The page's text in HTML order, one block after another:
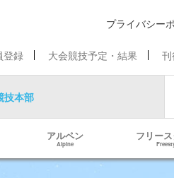
プライバシー
登録 大会競技予定・結果
技本部
アルペン
Alpine
フリー